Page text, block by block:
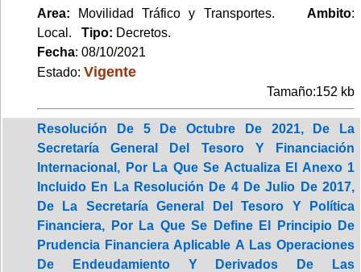
Area: Movilidad Tráfico y Transportes. Ambito:
Local. Tipo: Decretos.
Fecha: 08/10/2021
Estado: Vigente
Tamaño:152 kb
Resolución De 5 De Octubre De 2021, De La
Secretaría General Del Tesoro Y Financiación
Internacional, Por La Que Se Actualiza El Anexo 1
Incluido En La Resolución De 4 De Julio De 2017,
De La Secretaría General Del Tesoro Y Política
Financiera, Por La Que Se Define El Principio De
Prudencia Financiera Aplicable A Las Operaciones
De Endeudamiento Y Derivados De Las